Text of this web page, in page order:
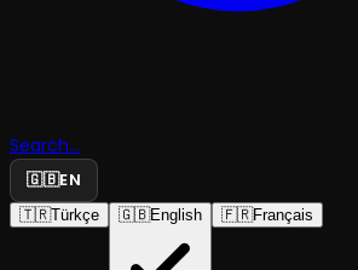
Search...
🇬🇧EN
🇹🇷Türkçe 🇬🇧English 🇫🇷Français